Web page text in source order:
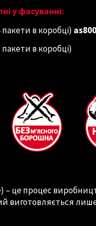
у фасуванні:
пакети в коробці)
пакети в коробці)
– це процес
виготовляється